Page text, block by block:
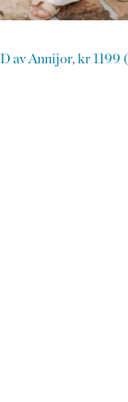
av Annijor, kr 1199